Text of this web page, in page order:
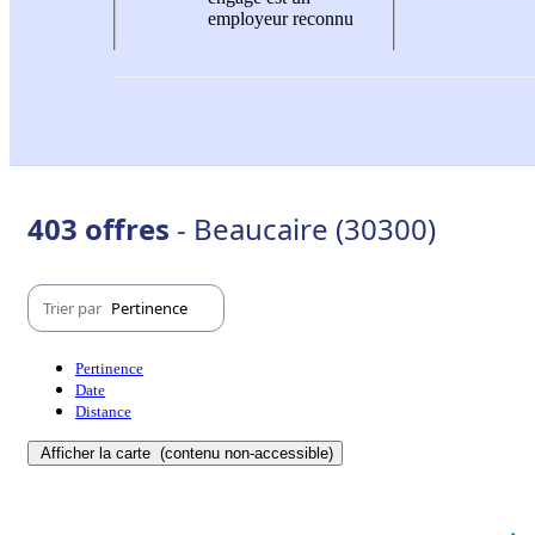
employeur reconnu
403 offres - Beaucaire (30300)
Trier par Pertinence
Pertinence
Date
Distance
Afficher la carte (contenu non-accessible)